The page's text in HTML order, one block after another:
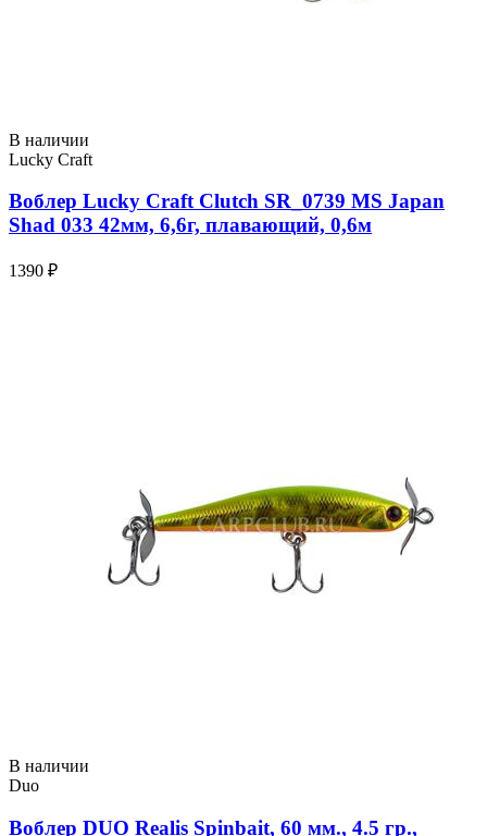
В наличии
Lucky Craft
Воблер Lucky Craft Clutch SR_0739 MS Japan
Shad 033 42мм, 6,6г, плавающий, 0,6м
1390 ₽
В наличии
Duo
Воблер DUO Realis Spinbait, 60 мм., 4.5 гр.,